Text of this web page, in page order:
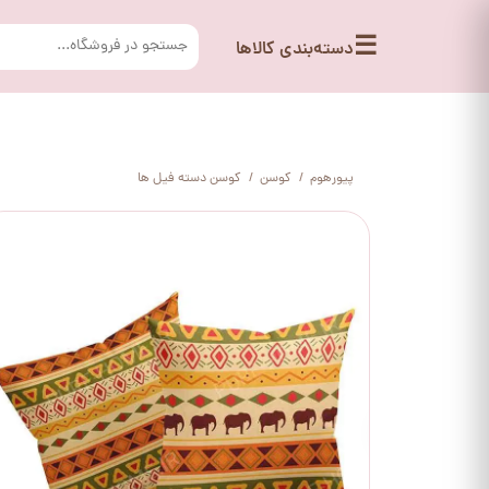
☰دسته‌بندی کالاها
پیورهوم کوسن کوسن دسته فیل ها